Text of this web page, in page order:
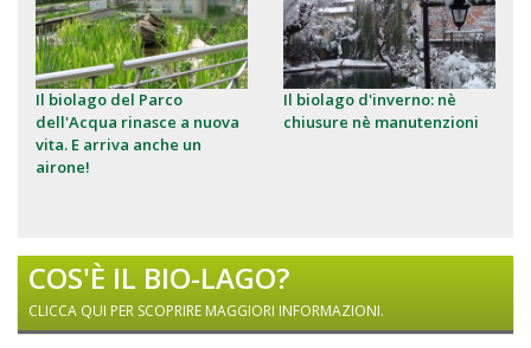
Il biolago del Parco
dell'Acqua rinasce a nuova
vita. E arriva anche un
airone!
Il biolago d'inverno: nè
chiusure nè manutenzioni
COS'È IL BIO-LAGO?
CLICCA QUI PER SCOPRIRE MAGGIORI INFORMAZIONI.